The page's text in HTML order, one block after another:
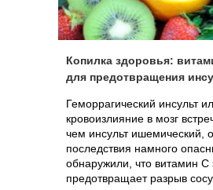
Копилка здоровья:
для предотвращения
Геморрагический инсульт
кровоизлияние в мозг
чем инсульт ишемический,
последствия намного
обнаружили, что витамин
предотвращает разрыв